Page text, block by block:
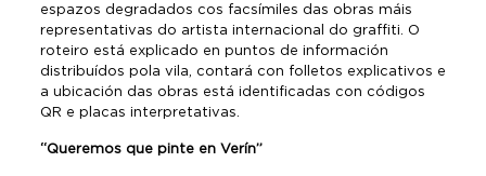
espazos degradados cos facsímiles das obras máis
representativas do artista internacional do graffiti. O
roteiro está explicado en puntos de información
distribuídos pola vila, contará con folletos explicativos e
a ubicación das obras está identificadas con códigos
QR e placas interpretativas.
“Queremos que pinte en Verín”